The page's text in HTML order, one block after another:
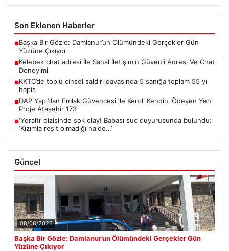
Son Eklenen Haberler
■Başka Bir Gözle: Damlanur’un Ölümündeki Gerçekler Gün
Yüzüne Çıkıyor
■Kelebek chat adresi İle Sanal İletişimin Güvenli Adresi Ve Chat
Deneyimi
■KKTC’de toplu cinsel saldırı davasında 5 sanığa toplam 55 yıl
hapis
■DAP Yapı’dan Emlak Güvencesi ile Kendi Kendini Ödeyen Yeni
Proje Ataşehir 173
■‘Yeraltı’ dizisinde şok olay! Babası suç duyurusunda bulundu:
‘Kızımla reşit olmadığı halde…’
Güncel
08/08/2026
Başka Bir Gözle: Damlanur’un Ölümündeki Gerçekler Gün
Yüzüne Çıkıyor